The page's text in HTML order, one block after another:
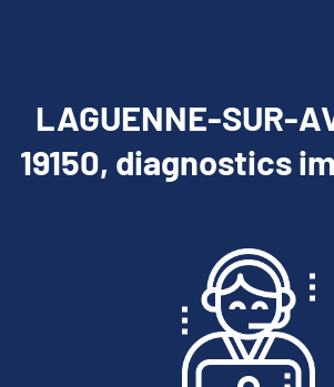
LAGUENNE-SUR-
19150, diagnostics